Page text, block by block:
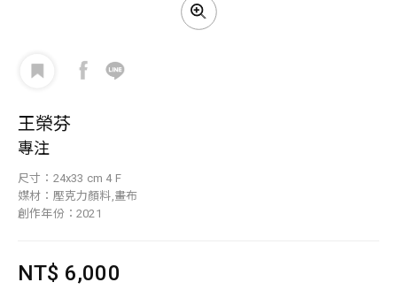
王榮芬
專注
尺寸：24x33 cm 4 F
媒材：壓克力顏料,畫布
創作年份：2021
NT$ 6,000